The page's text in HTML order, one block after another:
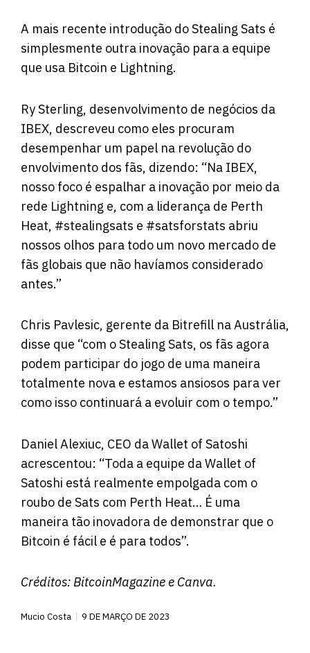
A mais recente introdução do Stealing Sats é
simplesmente outra inovação para a equipe
que usa Bitcoin e Lightning.
Ry Sterling, desenvolvimento de negócios da
IBEX, descreveu como eles procuram
desempenhar um papel na revolução do
envolvimento dos fãs, dizendo: “Na IBEX,
nosso foco é espalhar a inovação por meio da
rede Lightning e, com a liderança de Perth
Heat, #stealingsats e #satsforstats abriu
nossos olhos para todo um novo mercado de
fãs globais que não havíamos considerado
antes.”
Chris Pavlesic, gerente da Bitrefill na Austrália,
disse que “com o Stealing Sats, os fãs agora
podem participar do jogo de uma maneira
totalmente nova e estamos ansiosos para ver
como isso continuará a evoluir com o tempo.”
Daniel Alexiuc, CEO da Wallet of Satoshi
acrescentou: “Toda a equipe da Wallet of
Satoshi está realmente empolgada com o
roubo de Sats com Perth Heat… É uma
maneira tão inovadora de demonstrar que o
Bitcoin é fácil e é para todos”.
Créditos:BitcoinMagazinee Canva.
Mucio Costa 9 DE MARÇO DE 2023